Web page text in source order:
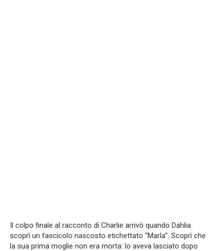
Il colpo finale al racconto di Charlie arrivò quando Dahlia
scoprì un fascicolo nascosto etichettato “Marla”. Scoprì che
la sua prima moglie non era morta: lo aveva lasciato dopo